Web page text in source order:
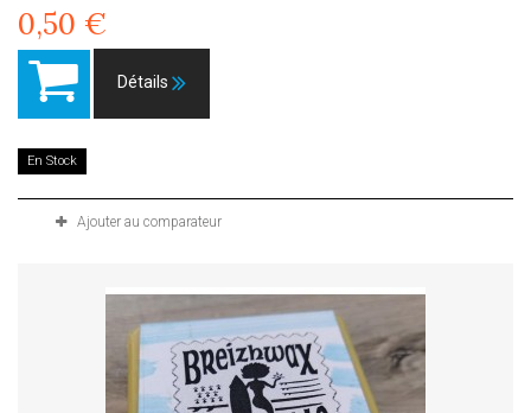
0,50 €
Détails
En Stock
Ajouter au comparateur